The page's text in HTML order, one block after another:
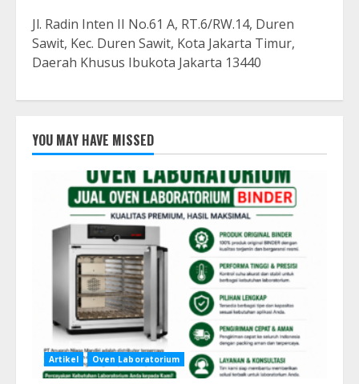
Jl. Radin Inten II No.61 A, RT.6/RW.14, Duren
Sawit, Kec. Duren Sawit, Kota Jakarta Timur,
Daerah Khusus Ibukota Jakarta 13440
YOU MAY HAVE MISSED
Artikel Oven Laboratorium